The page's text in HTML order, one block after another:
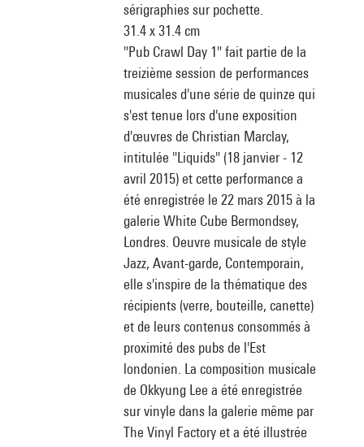
sérigraphies sur pochette.
31.4 x 31.4 cm
"Pub Crawl Day 1" fait partie de la
treizième session de performances
musicales d'une série de quinze qui
s'est tenue lors d'une exposition
d'œuvres de Christian Marclay,
intitulée "Liquids" (18 janvier - 12
avril 2015) et cette performance a
été enregistrée le 22 mars 2015 à la
galerie White Cube Bermondsey,
Londres. Oeuvre musicale de style
Jazz, Avant-garde, Contemporain,
elle s'inspire de la thématique des
récipients (verre, bouteille, canette)
et de leurs contenus consommés à
proximité des pubs de l'Est
londonien. La composition musicale
de Okkyung Lee a été enregistrée
sur vinyle dans la galerie même par
The Vinyl Factory et a été illustrée